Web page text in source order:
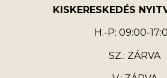
KISKERESKEDÉS
H.-P: 09:00-
SZ.: ZÁRVA